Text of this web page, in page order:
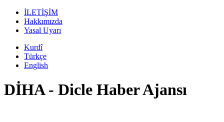
İLETİŞİM
Hakkımızda
Yasal Uyarı
Kurdî
Türkçe
English
DİHA - Dicle Haber Ajansı